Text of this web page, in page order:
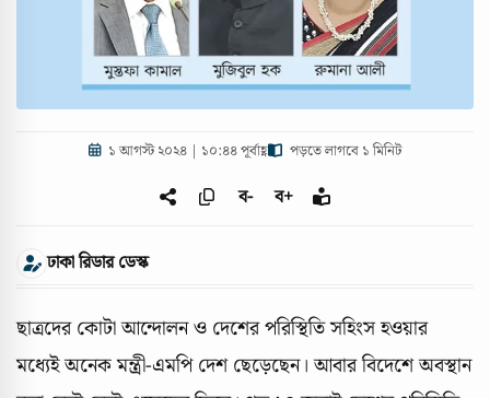
১ আগস্ট ২০২৪ | ১০:৪৪ পূর্বাহ্ণ পড়তে লাগবে ১ মিনিট
ব- ব+
ঢাকা রিডার ডেস্ক
ছাত্রদের কোটা আন্দোলন ও দেশের পরিস্থিতি সহিংস হওয়ার
মধ্যেই অনেক মন্ত্রী-এমপি দেশ ছেড়েছেন। আবার বিদেশে অবস্থান